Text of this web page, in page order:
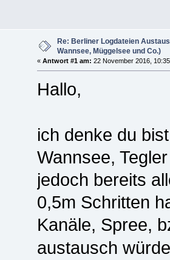
Re: Berliner Logdateien
Wannsee, Müggelsee und Co.)
«Antwort #1 am: 22 November 2016,
Hallo,
ich denke du
Wannsee,
jedoch bereits
0,5m Schritten
Kanäle, Spree,
austausch